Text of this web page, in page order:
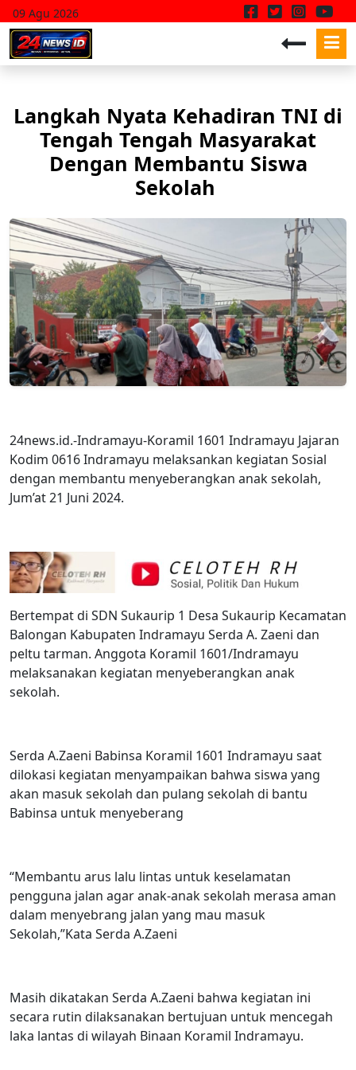
09 Agu 2026
Langkah Nyata Kehadiran TNI di
Tengah Tengah Masyarakat
Dengan Membantu Siswa
Sekolah
24news.id.-Indramayu-Koramil 1601 Indramayu Jajaran
Kodim 0616 Indramayu melaksankan kegiatan Sosial
dengan membantu menyeberangkan anak sekolah,
Jum’at 21 Juni 2024.
Bertempat di SDN Sukaurip 1 Desa Sukaurip Kecamatan
Balongan Kabupaten Indramayu Serda A. Zaeni dan
peltu tarman. Anggota Koramil 1601/Indramayu
melaksanakan kegiatan menyeberangkan anak
sekolah.
Serda A.Zaeni Babinsa Koramil 1601 Indramayu saat
dilokasi kegiatan menyampaikan bahwa siswa yang
akan masuk sekolah dan pulang sekolah di bantu
Babinsa untuk menyeberang
“Membantu arus lalu lintas untuk keselamatan
pengguna jalan agar anak-anak sekolah merasa aman
dalam menyebrang jalan yang mau masuk
Sekolah,”Kata Serda A.Zaeni
Masih dikatakan Serda A.Zaeni bahwa kegiatan ini
secara rutin dilaksanakan bertujuan untuk mencegah
laka lantas di wilayah Binaan Koramil Indramayu.